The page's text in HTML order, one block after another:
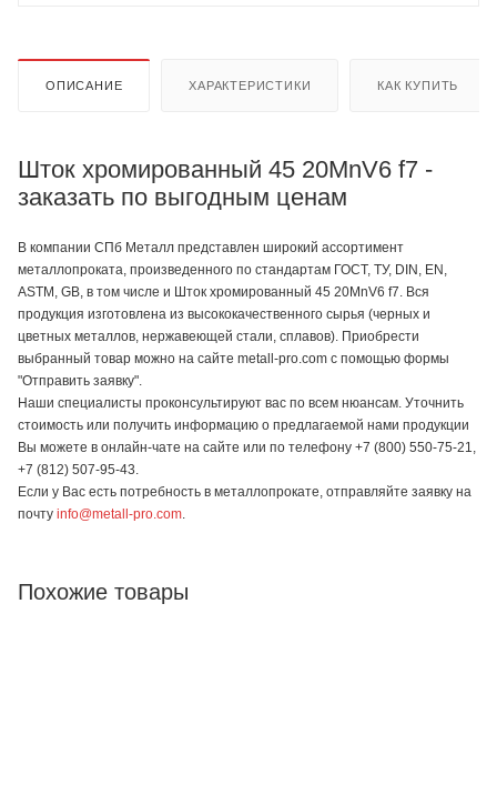
ОПИСАНИЕ ХАРАКТЕРИСТИКИ КАК КУПИТЬ
Шток хромированный 45 20MnV6 f7 -
заказать по выгодным ценам
В компании СПб Металл представлен широкий ассортимент
металлопроката, произведенного по стандартам ГОСТ, ТУ, DIN, EN,
ASTM, GB, в том числе и Шток хромированный 45 20MnV6 f7. Вся
продукция изготовлена из высококачественного сырья (черных и
цветных металлов, нержавеющей стали, сплавов). Приобрести
выбранный товар можно на сайте metall-pro.com с помощью формы
"Отправить заявку".
Наши специалисты проконсультируют вас по всем нюансам. Уточнить
стоимость или получить информацию о предлагаемой нами продукции
Вы можете в онлайн-чате на сайте или по телефону +7 (800) 550-75-21,
+7 (812) 507-95-43.
Если у Вас есть потребность в металлопрокате, отправляйте заявку на
почту info@metall-pro.com
Похожие товары